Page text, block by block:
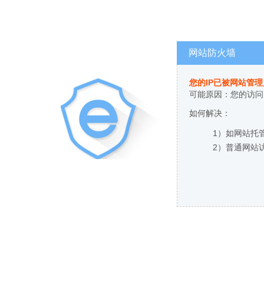
网站防火墙
您的IP已被网站管
可能原因：您的访
如何解决：
1）如网站托
2）普通网站